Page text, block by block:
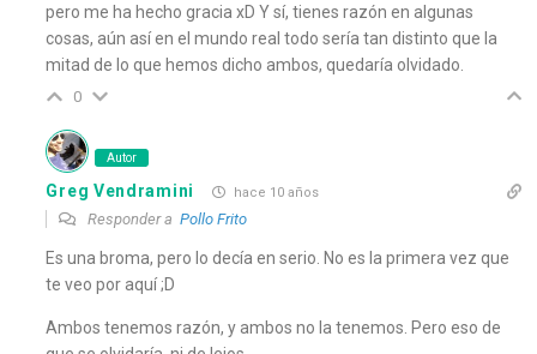
pero me ha hecho gracia xD Y sí, tienes razón en algunas
cosas, aún así en el mundo real todo sería tan distinto que la
mitad de lo que hemos dicho ambos, quedaría olvidado.
0
Autor
Greg Vendramini hace 10 años
Responder aPollo Frito
Es una broma, pero lo decía en serio. No es la primera vez que
te veo por aquí ;D
Ambos tenemos razón, y ambos no la tenemos. Pero eso de